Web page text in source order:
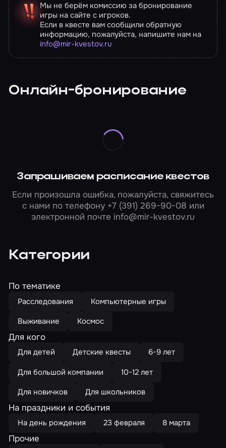
Мы не берём комиссию за бронирование
игры на сайте с игроков.
Если в квесте вам сообщили обратную
информацию, пожалуйста, напишите нам на
info@mir-kvestov.ru
Онлайн-бронирование
Запрашиваем расписание квестов
Если произошла ошибка, пожалуйста, свяжитесь
с нами по телефону +7 (391) 269-90-08 или
электронной почте info@mir-kvestov.ru
Категории
По тематике
Расследования
Компьютерные игры
Выживание
Космос
Для кого
Для детей Детские квесты
6-9 лет
Для большой компании
10-12 лет
Для новичков
Для школьников
На праздники и события
На день рождения 23 февраля 8 марта
Прочие